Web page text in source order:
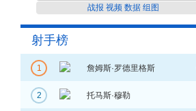
战报 视频 数据 组图
射手榜
1 詹姆斯·罗德里格斯
2 托马斯·穆勒